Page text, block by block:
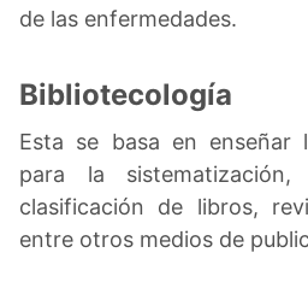
de las enfermedades.
Bibliotecología
Esta se basa en enseñar
para la
clasificación de libros,
entre otros medios de